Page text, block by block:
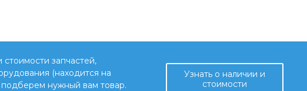
запчастей,
(находится на
нужный вам товар.
Узнать о наличии и
стоимости